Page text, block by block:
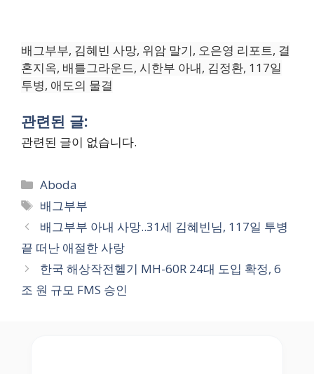
배그부부, 김혜빈 사망, 위암 말기, 오은영 리포트, 결
혼지옥, 배틀그라운드, 시한부 아내, 김정환, 117일
투병, 애도의 물결
관련된 글:
관련된 글이 없습니다.
Categories
Aboda
Tags
배그부부
배그부부 아내 사망..31세 김혜빈님, 117일 투병
끝 떠난 애절한 사랑
한국 해상작전헬기 MH-60R 24대 도입 확정, 6
조 원 규모 FMS 승인